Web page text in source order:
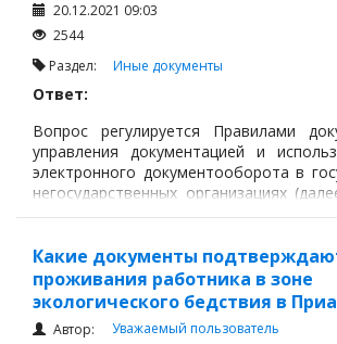
20.12.2021 09:03
2544
Раздел: Иные документы
Ответ:
Вопрос регулируется Правилами
управления документацией и
электронного документооборота в
негосударственных организациях
703), утвержденные постановлением
соответствии с подпунктом 1
Закона РК «О Национальном
архивах» от 22 декабря 1998 года.
Какие документы
проживания работника в зоне
экологического бедствия в
Автор:
Уважаемый пользователь